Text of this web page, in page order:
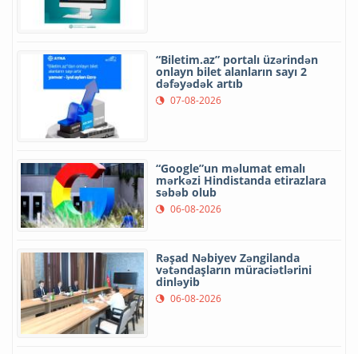
“Biletim.az” portalı üzərindən
onlayn bilet alanların sayı 2
dəfəyədək artıb
07-08-2026
“Google”un məlumat emalı
mərkəzi Hindistanda etirazlara
səbəb olub
06-08-2026
Rəşad Nəbiyev Zəngilanda
vətəndaşların müraciətlərini
dinləyib
06-08-2026